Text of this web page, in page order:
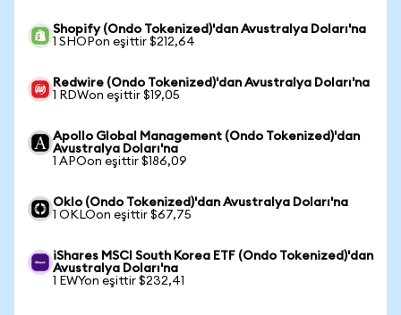
Shopify (Ondo Tokenized)'dan Avustralya Doları'na
1 SHOPon eşittir $212,64
Redwire (Ondo Tokenized)'dan Avustralya Doları'na
1 RDWon eşittir $19,05
Apollo Global Management (Ondo Tokenized)'dan
Avustralya Doları'na
1 APOon eşittir $186,09
Oklo (Ondo Tokenized)'dan Avustralya Doları'na
1 OKLOon eşittir $67,75
iShares MSCI South Korea ETF (Ondo Tokenized)'dan
Avustralya Doları'na
1 EWYon eşittir $232,41